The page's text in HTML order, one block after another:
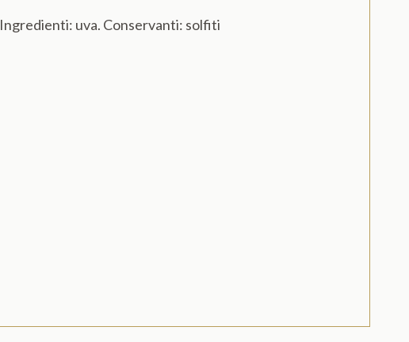
Ingredienti: uva. Conservanti: solfiti